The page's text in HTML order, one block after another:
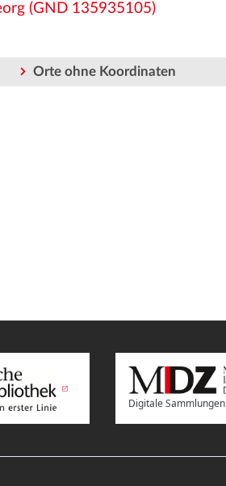
(GND 135935105)
Orte ohne Koordinaten
Digitale Sammlungen